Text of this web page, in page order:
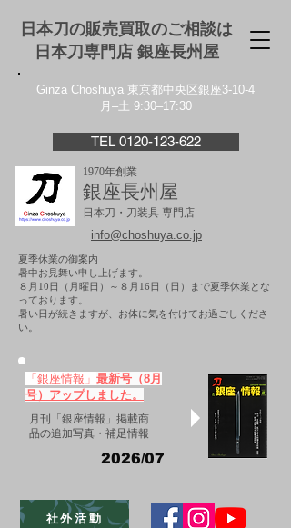
日本刀の販売買取のご相談は
日本刀専門店 銀座⻑州屋
Ginza Choshuya 東京都中央区銀座3-10-4
月–土 9:30–17:30
TEL 0120-123-622
1970年創業
銀座長州屋
日本刀・刀装具 専門店
info@choshuya.co.jp
夏季休業の御案内
暑中お見舞い申し上げます。
８月10日（月曜日）～８月16日（日）まで夏季休業とな
っております。
​暑い日が続きますが、お体に気を付けてお過ごしくださ
い。
「銀座情報」 最新号（8月
号）アップしました。
月刊「銀座情報」掲載商
品の追加写真・補足情報
2026/07
社外活動